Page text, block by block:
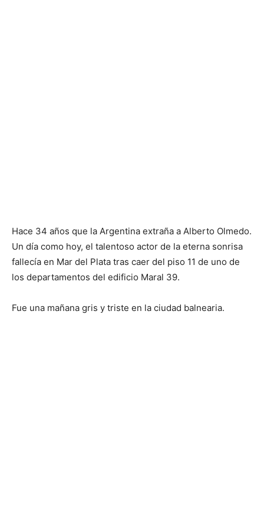
Hace 34 años que la Argentina extraña a Alberto Olmedo.
Un día como hoy, el talentoso actor de la eterna sonrisa
fallecía en Mar del Plata tras caer del piso 11 de uno de
los departamentos del edificio Maral 39.
Fue una mañana gris y triste en la ciudad balnearia.